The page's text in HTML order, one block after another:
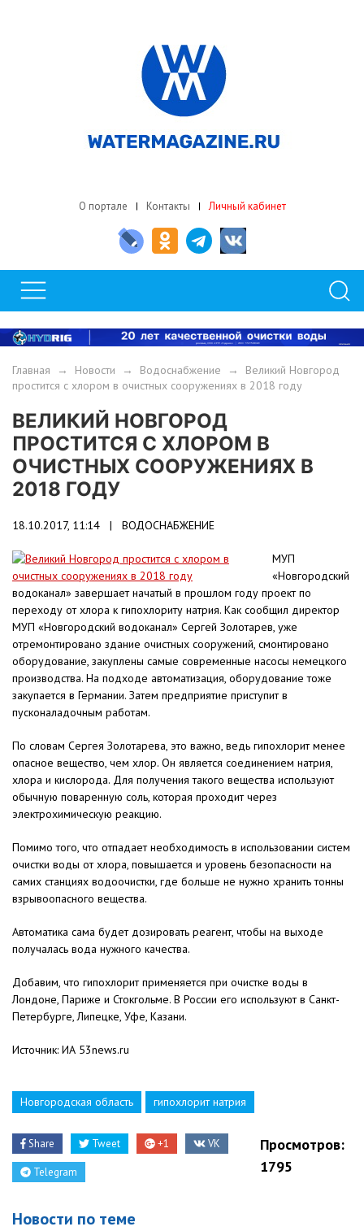
О портале Контакты Личный кабинет
Главная → Новости → Водоснабжение → Великий Новгород
простится с хлором в очистных сооружениях в 2018 году
ВЕЛИКИЙ НОВГОРОД
ПРОСТИТСЯ С ХЛОРОМ В
ОЧИСТНЫХ СООРУЖЕНИЯХ В
2018 ГОДУ
18.10.2017, 11:14 | ВОДОСНАБЖЕНИЕ
МУП
«Новгородский
водоканал» завершает начатый в прошлом году проект по
переходу от хлора к гипохлориту натрия. Как сообщил директор
МУП «Новгородский водоканал» Сергей Золотарев, уже
отремонтировано здание очистных сооружений, смонтировано
оборудование, закуплены самые современные насосы немецкого
производства. На подходе автоматизация, оборудование тоже
закупается в Германии. Затем предприятие приступит в
пусконаладочным работам.
По словам Сергея Золотарева, это важно, ведь гипохлорит менее
опасное вещество, чем хлор. Он является соединением натрия,
хлора и кислорода. Для получения такого вещества используют
обычную поваренную соль, которая проходит через
электрохимическую реакцию.
Помимо того, что отпадает необходимость в использовании систем
очистки воды от хлора, повышается и уровень безопасности на
самих станциях водоочистки, где больше не нужно хранить тонны
взрывоопасного вещества.
Автоматика сама будет дозировать реагент, чтобы на выходе
получалась вода нужного качества.
Добавим, что гипохлорит применяется при очистке воды в
Лондоне, Париже и Стокгольме. В России его используют в Санкт-
Петербурге, Липецке, Уфе, Казани.
Источник: ИА 53news.ru
Новгородская область гипохлорит натрия
Share Tweet +1 VK
Telegram
Просмотров:
1795
Новости по теме